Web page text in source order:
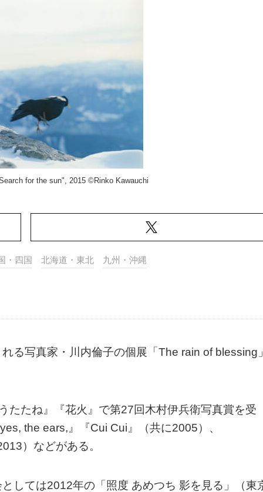
for the sun", 2015 ©Rinko Kawauchi
・四国 北海道・東北 九州・沖縄
る写真家・川内倫子の個展「The rain of blessing
たたね』『花火』で第27回木村伊兵衛写真賞を受
the ears,』『Cui Cui』（共に2005）、
）などがある。
しては2012年の「照度 あめつち 影を見る」（東